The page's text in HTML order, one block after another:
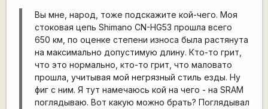
Вы мне, народ, тоже подскажите кой-чего. Моя
стоковая цепь Shimano CN-HG53 прошла всего
650 км, по оценке степени износа была растянута
на максимально допустимую длину. Кто-то грит,
что это нормально, кто-то грит, что маловато
прошла, учитывая мой негрязный стиль езды. Ну
фиг с ним. Я тут намечаюсь кой на чего - на SRAM
поглядываю. Вот какую можно брать? Поглядывал